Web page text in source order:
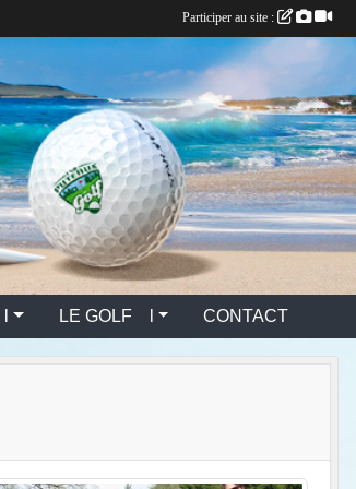
LE GOLF l CONTACT
Participer au site :